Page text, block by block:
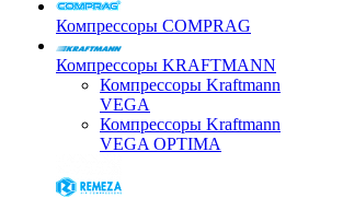
Компрессоры COMPRAG
Компрессоры KRAFTMANN
Компрессоры Kraftmann
VEGA
Компрессоры Kraftmann
VEGA OPTIMA